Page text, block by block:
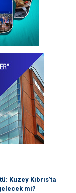
Kuzey Kıbrıs’ta
mi?